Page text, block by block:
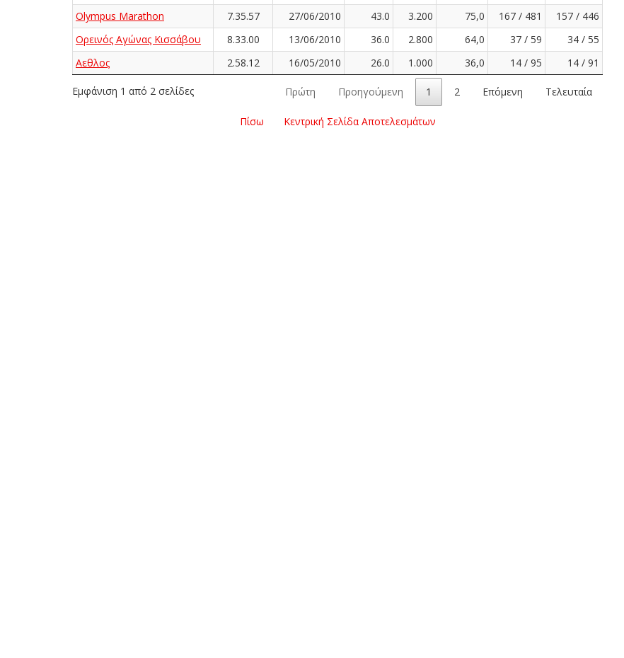
Olympus Marathon
7.35.57 27/06/2010 43.0 3.200 75,0 167 / 481
157 / 446
Ορεινός Αγώνας Κισσάβου
8.33.00 13/06/2010 36.0 2.800 64,0 37 / 59
34 / 55
Αεθλος
2.58.12 16/05/2010 26.0 1.000 36,0 14 / 95 14 / 91
Εμφάνιση 1 από 2 σελίδες Πρώτη Προηγούμενη 1 2 Επόμενη Τελευταία
Πίσω Κεντρική Σελίδα Αποτελεσμάτων